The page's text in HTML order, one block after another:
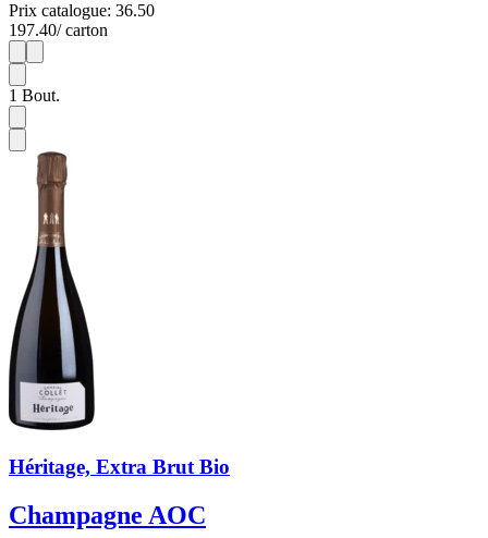
Prix catalogue: 36.50
197.40/ carton
1
1 Bout.
Héritage, Extra Brut Bio
Champagne AOC